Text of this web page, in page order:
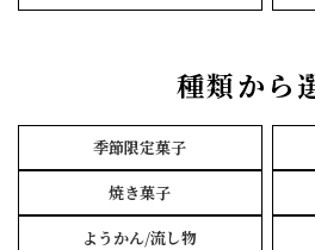
種類から
季節限定菓子
焼き菓子
ようかん/流し物